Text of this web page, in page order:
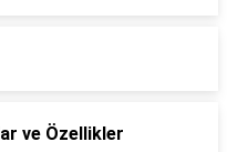
ve Özellikler